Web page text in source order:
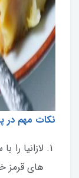
نکات مهم در
لازانیا
های قرمز